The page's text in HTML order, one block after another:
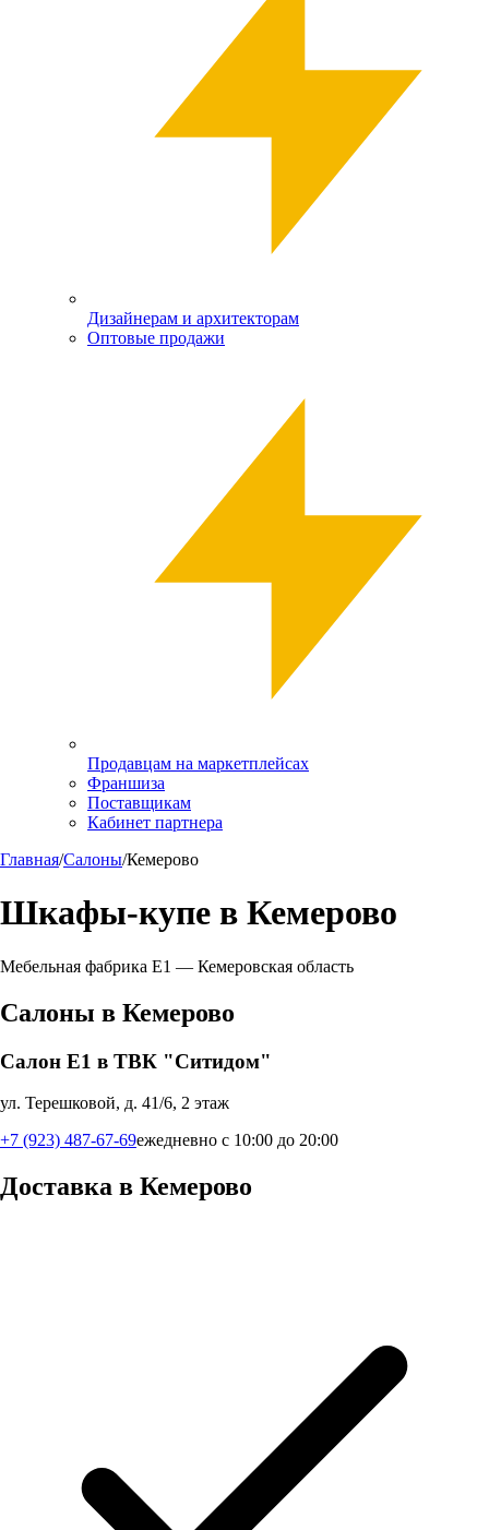
Дизайнерам и архитекторам
Оптовые продажи
Продавцам на маркетплейсах
Франшиза
Поставщикам
Кабинет партнера
Главная/Салоны/Кемерово
Шкафы-купе в Кемерово
Мебельная фабрика Е1 — Кемеровская область
Салоны в Кемерово
Салон Е1 в ТВК "Ситидом"
ул. Терешковой, д. 41/6, 2 этаж
+7 (923) 487-67-69ежедневно с 10:00 до 20:00
Доставка в Кемерово